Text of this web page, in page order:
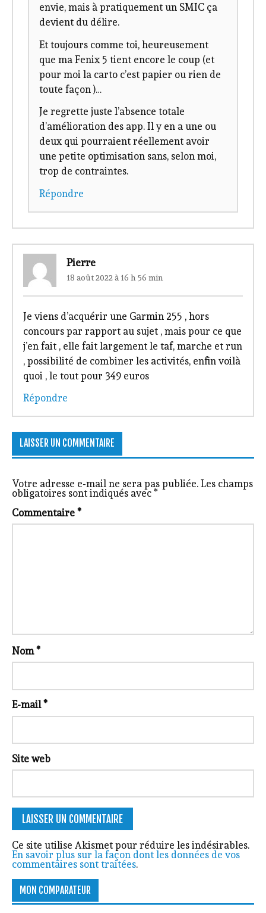
envie, mais à pratiquement un SMIC ça
devient du délire.
Et toujours comme toi, heureusement
que ma Fenix 5 tient encore le coup (et
pour moi la carto c’est papier ou rien de
toute façon )…
Je regrette juste l’absence totale
d’amélioration des app. Il y en a une ou
deux qui pourraient réellement avoir
une petite optimisation sans, selon moi,
trop de contraintes.
Répondre
Pierre
18 août 2022 à 16 h 56 min
Je viens d’acquérir une Garmin 255 , hors
concours par rapport au sujet , mais pour ce que
j’en fait , elle fait largement le taf, marche et run
, possibilité de combiner les activités, enfin voilà
quoi , le tout pour 349 euros
Répondre
LAISSER UN COMMENTAIRE
Votre adresse e-mail ne sera pas publiée. Les champs
obligatoires sont indiqués avec*
Commentaire*
Nom*
E-mail*
Site web
Ce site utilise Akismet pour réduire les indésirables.
En savoir plus sur la façon dont les données de vos
commentaires sont traitées.
MON COMPARATEUR